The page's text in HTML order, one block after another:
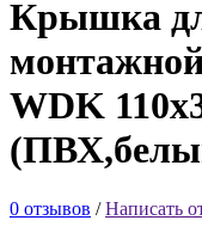
Крышка
WDK
0 отзывов /Написать